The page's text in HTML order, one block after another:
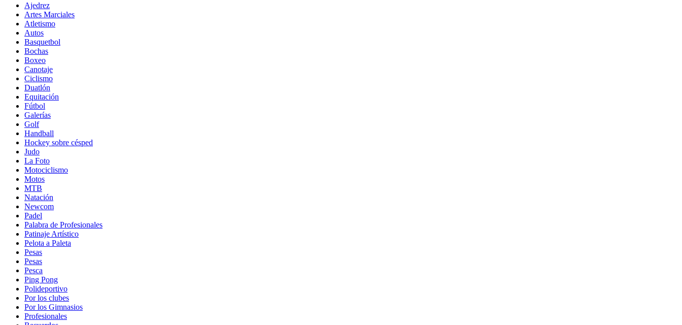
Ajedrez
Artes Marciales
Atletismo
Autos
Basquetbol
Bochas
Boxeo
Canotaje
Ciclismo
Duatlón
Equitación
Fútbol
Galerías
Golf
Handball
Hockey sobre césped
Judo
La Foto
Motociclismo
Motos
MTB
Natación
Newcom
Padel
Palabra de Profesionales
Patinaje Artístico
Pelota a Paleta
Pesas
Pesas
Pesca
Ping Pong
Polideportivo
Por los clubes
Por los Gimnasios
Profesionales